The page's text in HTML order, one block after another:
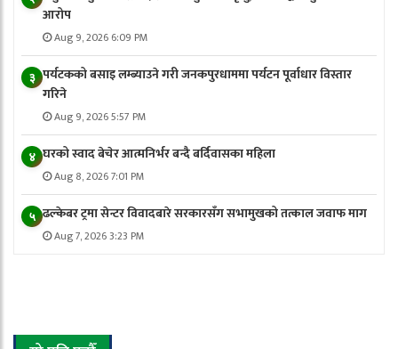
आरोप
Aug 9, 2026 6:09 PM
३ पर्यटकको बसाइ लम्ब्याउने गरी जनकपुरधाममा पर्यटन पूर्वाधार विस्तार
गरिने
Aug 9, 2026 5:57 PM
४ घरको स्वाद बेचेर आत्मनिर्भर बन्दै बर्दिवासका महिला
Aug 8, 2026 7:01 PM
५ ढल्केबर ट्रमा सेन्टर विवादबारे सरकारसँग सभामुखको तत्काल जवाफ माग
Aug 7, 2026 3:23 PM